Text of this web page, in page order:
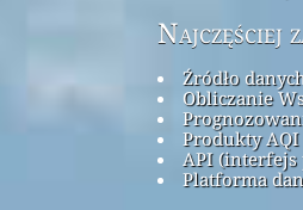
Najczęściej
Źródło
Obliczanie
Produkty
API
Platforma